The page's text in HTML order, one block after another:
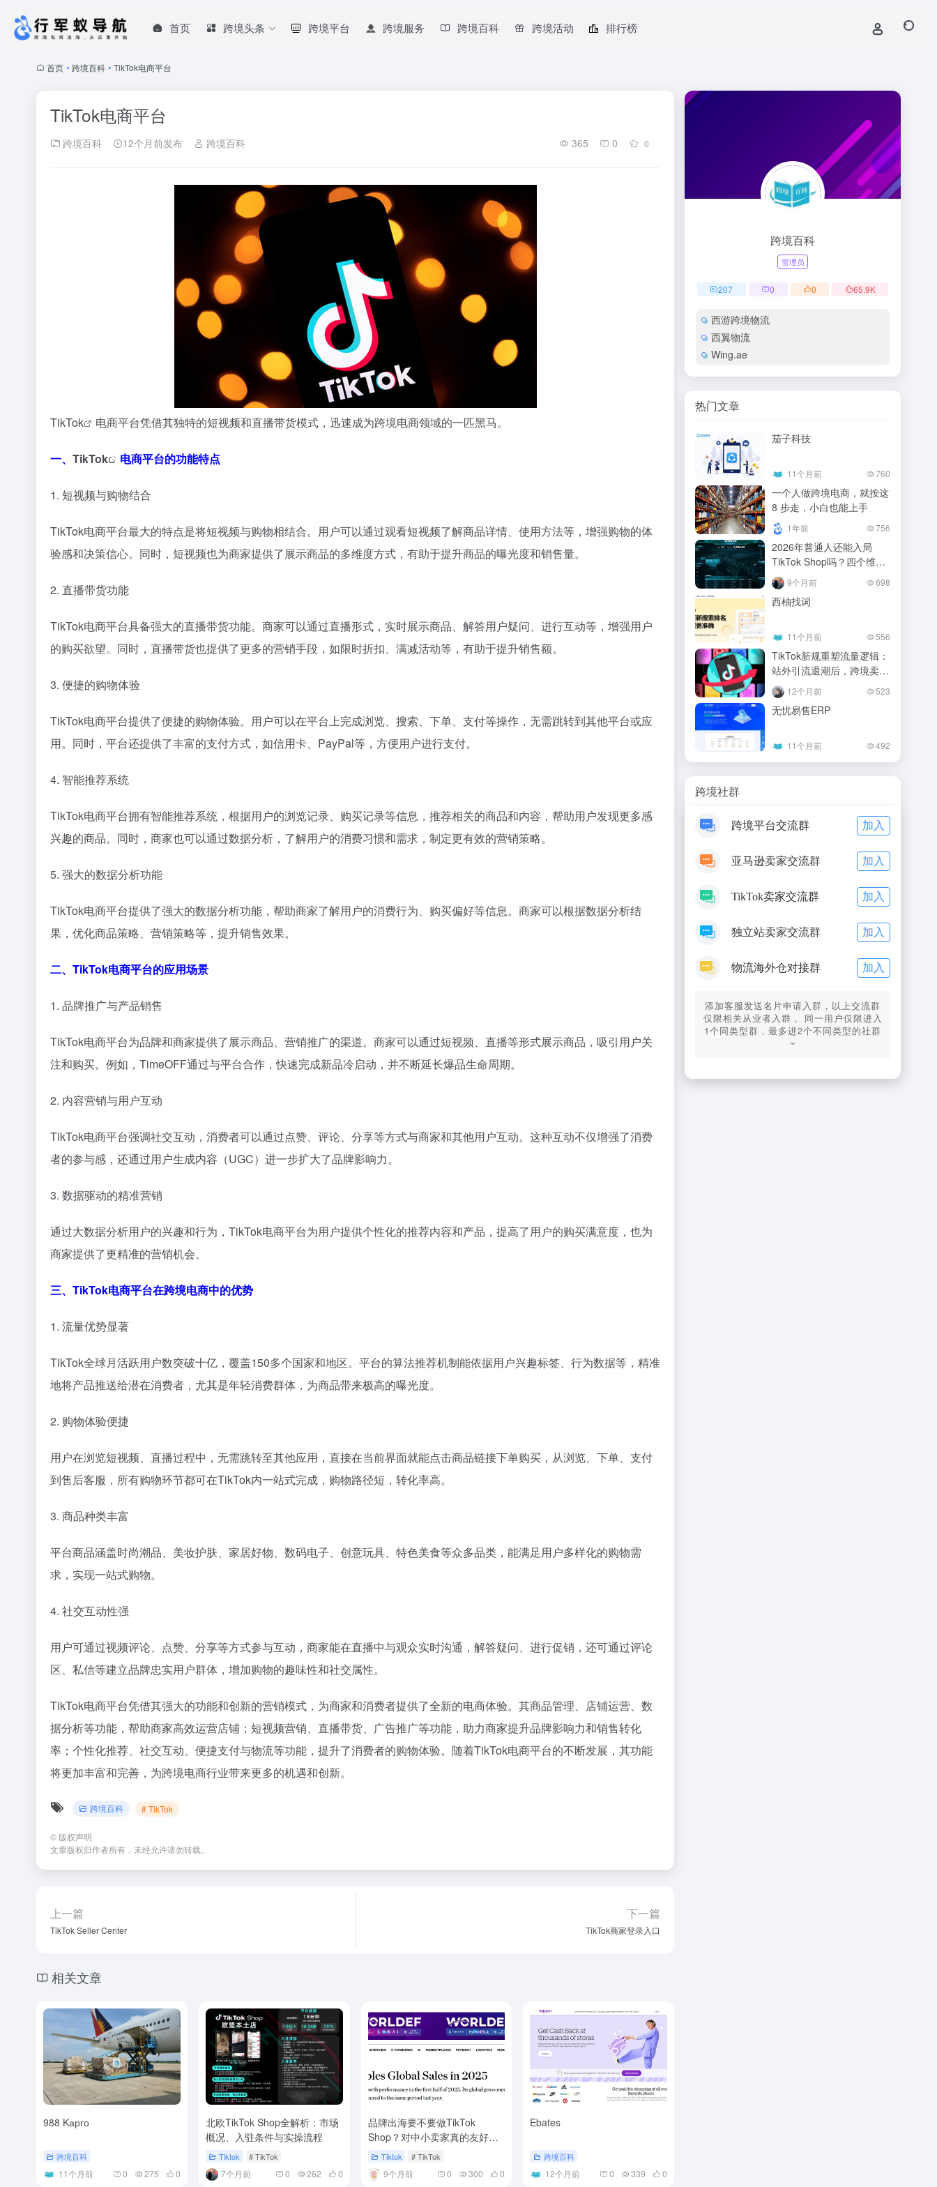
首页 跨境头条 跨境平台 跨境服务 跨境百科 跨境活动 排行榜
首页 • 跨境百科 • TikTok电商平台
TikTok电商平台
跨境百科 12个月前发布 跨境百科 365 0 0
TikTok 电商平台凭借其独特的短视频和直播带货模式，迅速成为跨境电商领域的一匹黑马。
一、 TikTok 电商平台的功能特点
1. 短视频与购物结合
TikTok电商平台最大的特点是将短视频与购物相结合。用户可以通过观看短视频了解商品详情、使用方法等，增强购物的体
验感和决策信心。同时，短视频也为商家提供了展示商品的多维度方式，有助于提升商品的曝光度和销售量。
2. 直播带货功能
TikTok电商平台具备强大的直播带货功能。商家可以通过直播形式，实时展示商品、解答用户疑问、进行互动等，增强用户
的购买欲望。同时，直播带货也提供了更多的营销手段，如限时折扣、满减活动等，有助于提升销售额。
3. 便捷的购物体验
TikTok电商平台提供了便捷的购物体验。用户可以在平台上完成浏览、搜索、下单、支付等操作，无需跳转到其他平台或应
用。同时，平台还提供了丰富的支付方式，如信用卡、PayPal等，方便用户进行支付。
4. 智能推荐系统
TikTok电商平台拥有智能推荐系统，根据用户的浏览记录、购买记录等信息，推荐相关的商品和内容，帮助用户发现更多感
兴趣的商品。同时，商家也可以通过数据分析，了解用户的消费习惯和需求，制定更有效的营销策略。
5. 强大的数据分析功能
TikTok电商平台提供了强大的数据分析功能，帮助商家了解用户的消费行为、购买偏好等信息。商家可以根据数据分析结
果，优化商品策略、营销策略等，提升销售效果。
二、TikTok电商平台的应用场景
1. 品牌推广与产品销售
TikTok电商平台为品牌和商家提供了展示商品、营销推广的渠道。商家可以通过短视频、直播等形式展示商品，吸引用户关
注和购买。例如，TimeOFF通过与平台合作，快速完成新品冷启动，并不断延长爆品生命周期。
2. 内容营销与用户互动
TikTok电商平台强调社交互动，消费者可以通过点赞、评论、分享等方式与商家和其他用户互动。这种互动不仅增强了消费
者的参与感，还通过用户生成内容（UGC）进一步扩大了品牌影响力。
3. 数据驱动的精准营销
通过大数据分析用户的兴趣和行为，TikTok电商平台为用户提供个性化的推荐内容和产品，提高了用户的购买满意度，也为
商家提供了更精准的营销机会。
三、TikTok电商平台在跨境电商中的优势
1. 流量优势显著
TikTok全球月活跃用户数突破十亿，覆盖150多个国家和地区。平台的算法推荐机制能依据用户兴趣标签、行为数据等，精准
地将产品推送给潜在消费者，尤其是年轻消费群体，为商品带来极高的曝光度。
2. 购物体验便捷
用户在浏览短视频、直播过程中，无需跳转至其他应用，直接在当前界面就能点击商品链接下单购买，从浏览、下单、支付
到售后客服，所有购物环节都可在TikTok内一站式完成，购物路径短，转化率高。
3. 商品种类丰富
平台商品涵盖时尚潮品、美妆护肤、家居好物、数码电子、创意玩具、特色美食等众多品类，能满足用户多样化的购物需
求，实现一站式购物。
4. 社交互动性强
用户可通过视频评论、点赞、分享等方式参与互动，商家能在直播中与观众实时沟通，解答疑问、进行促销，还可通过评论
区、私信等建立品牌忠实用户群体，增加购物的趣味性和社交属性。
TikTok电商平台凭借其强大的功能和创新的营销模式，为商家和消费者提供了全新的电商体验。其商品管理、店铺运营、数
据分析等功能，帮助商家高效运营店铺；短视频营销、直播带货、广告推广等功能，助力商家提升品牌影响力和销售转化
率；个性化推荐、社交互动、便捷支付与物流等功能，提升了消费者的购物体验。随着TikTok电商平台的不断发展，其功能
将更加丰富和完善，为跨境电商行业带来更多的机遇和创新。​
跨境百科 # TikTok
© 版权声明
文章版权归作者所有，未经允许请勿转载。
上一篇
TikTok Seller Center
下一篇
TikTok商家登录入口
相关文章
988 Kарго​
跨境百科
11个月前 0 275 0
北欧TikTok Shop全解析：市场
概况、入驻条件与实操流程
Tiktok # TikTok
7个月前 0 262 0
品牌出海要不要做TikTok
Shop？对中小卖家真的友好
吗？Tiktok # TikTok
9个月前 0 300 0
Ebates
跨境百科
12个月前 0 339 0
跨境百科
管理员
207 0 0 65.9K
西游跨境物流
西翼物流
Wing.ae
热门文章
茄⼦科技
11个月前 760
一个人做跨境电商，就按这
8 步走，小白也能上手
1年前 756
2026年普通人还能入局
TikTok Shop吗？四个维度
看清机遇与挑战
9个月前 698
西柚找词
11个月前 556
TikTok新规重塑流量逻辑：
站外引流退潮后，跨境卖家
的闭环生存指南
12个月前 523
无忧易售ERP
11个月前 492
跨境社群
跨境平台交流群 加入
亚马逊卖家交流群 加入
TikTok卖家交流群 加入
独立站卖家交流群 加入
物流海外仓对接群 加入
添加客服发送名片申请入群，以上交流群
仅限相关从业者入群， 同一用户仅限进入
1个同类型群，最多进2个不同类型的社群
~